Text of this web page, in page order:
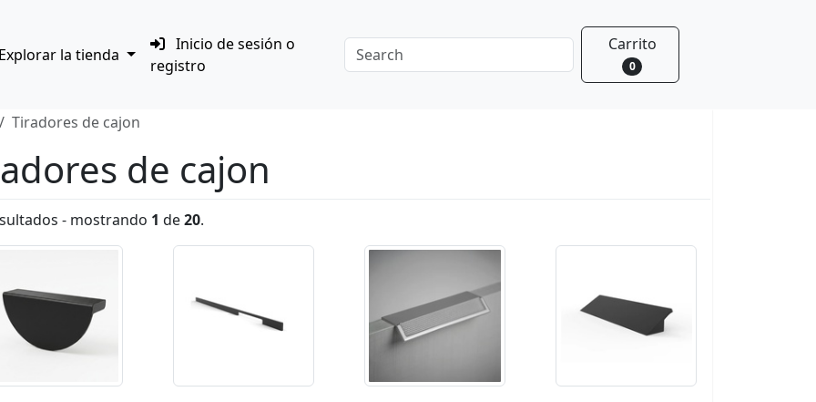
la tienda
Inicio de sesión o
registro
Carrito
0
Tiradores de cajon
de cajon
- mostrando 1 de20.